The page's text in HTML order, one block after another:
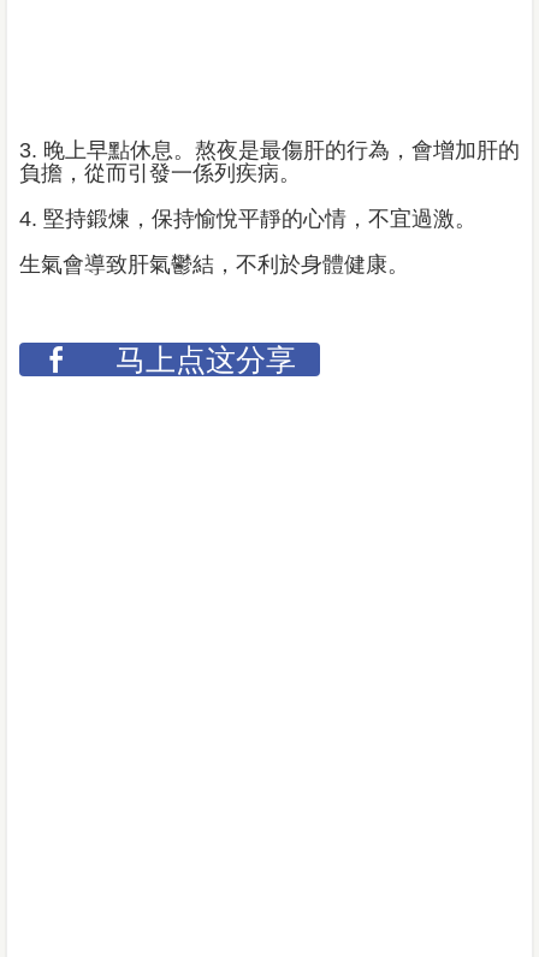
3. 晚上早點休息。熬夜是最傷肝的行為，會增加肝的
負擔，從而引發一係列疾病。
4. 堅持鍛煉，保持愉悅平靜的心情，不宜過激。
生氣會導致肝氣鬱結，不利於身體健康。
马上点这分享